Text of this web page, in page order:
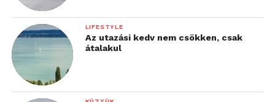
LIFESTYLE
Az utazási kedv nem csökken, csak
átalakul